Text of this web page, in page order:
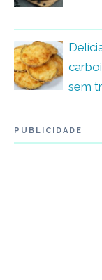
sem
PUBLICIDADE